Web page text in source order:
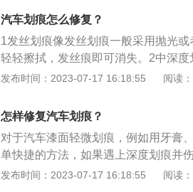
汽车划痕怎么修复？
1发丝划痕像发丝划痕一般采用抛光
轻轻擦拭，发丝痕即可消失。2中深
锈效果的氧化中和剂，喷涂底油，并
发布时间：2023-07-17 16:18:55 阅读
怎样修复汽车划痕？
对于汽车漆面轻微划痕，例如用牙膏
单快捷的方法，如果遇上深度划痕并
身修复很难有很好的效果。下文是修
发布时间：2023-07-17 16:18:55 阅读